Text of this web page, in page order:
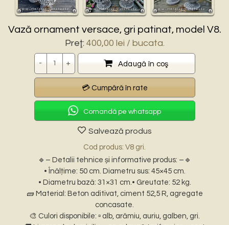
Vază ornament versace, gri patinat, model V8.
Preţ: 400,00 lei / bucata.
Adaugă în coş
Comandă pe whatsapp
Salvează produs
Cod produs: V8 gri.
🔹– Detalii tehnice și informative produs: –🔹
• Înălțime: 50 cm. Diametru sus: 45×45 cm.
• Diametru bază: 31×31 cm.• Greutate: 52 kg.
🧱 Material: Beton aditivat, ciment 52,5 R, agregate
concasate.
🎨 Culori disponibile: ▫️ alb, arămiu, auriu, galben, gri.